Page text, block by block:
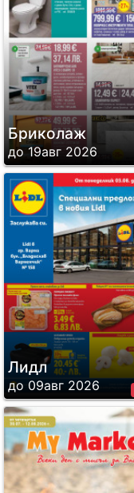
Бриколаж
до 19авг 2026
Лидл
до 09авг 2026